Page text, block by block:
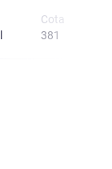
Cota
381